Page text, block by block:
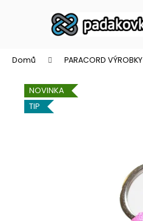
Domů PARACORD VÝROBKY
NOVINKA
TIP
Zpět
obchodu
Zpět
obchodu